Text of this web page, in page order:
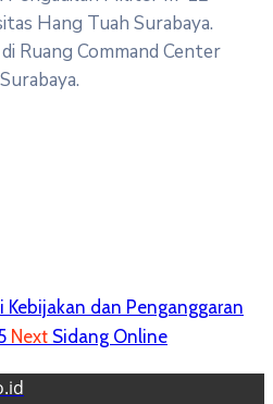
Hang Tuah Surabaya.
Ruang Command Center
Kebijakan dan Penganggaran
Next Sidang Online